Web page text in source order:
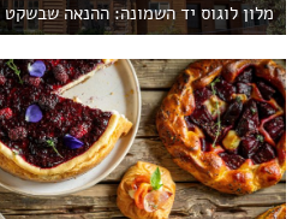
מלון לוגוס יד השמונה: ההנאה שבשקט